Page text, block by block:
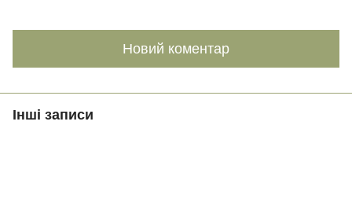
Новий коментар
Інші записи